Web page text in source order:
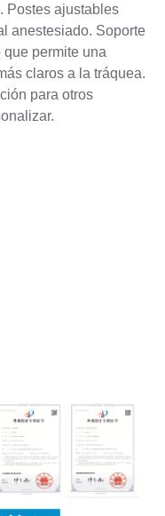
Postes ajustables
anestesiado. Soporte
permite una
claros a la tráquea.
para otros